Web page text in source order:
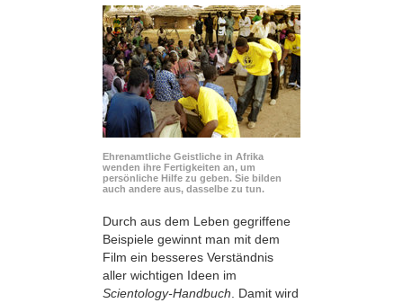
Ehrenamtliche Geistliche in Afrika
wenden ihre Fertigkeiten an, um
persönliche Hilfe zu geben. Sie bilden
auch andere aus, dasselbe zu tun.
Durch aus dem Leben gegriffene
Beispiele gewinnt man mit dem
Film ein besseres Verständnis
aller wichtigen Ideen im
Scientology-Handbuch . Damit wird